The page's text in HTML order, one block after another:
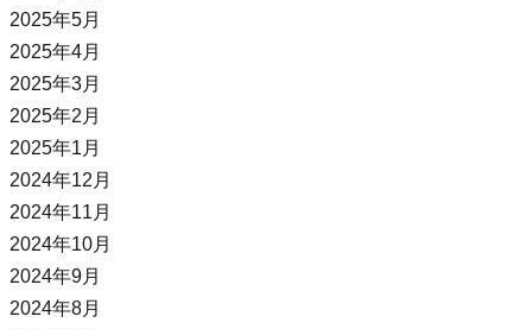
2025年5月
2025年4月
2025年3月
2025年2月
2025年1月
2024年12月
2024年11月
2024年10月
2024年9月
2024年8月